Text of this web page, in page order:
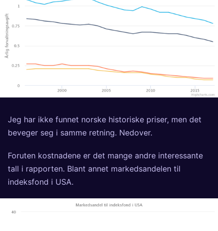
Jeg har ikke funnet norske historiske priser, men det
beveger seg i samme retning. Nedover.
Foruten kostnadene er det mange andre interessante
tall i rapporten. Blant annet markedsandelen til
indeksfond i USA.